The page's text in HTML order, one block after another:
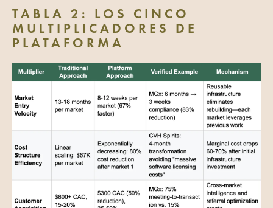
TABLA 2: LOS CINCO
MULTIPLICADORES DE
PLATAFORMA